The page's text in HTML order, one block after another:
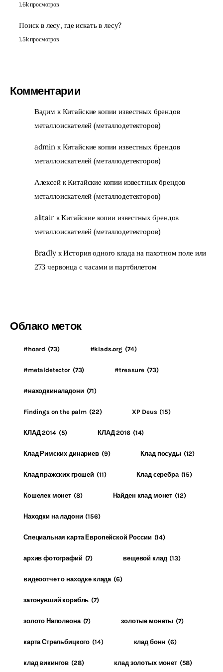
1.6k просмотров
Поиск в лесу, где искать в лесу?
1.5k просмотров
Комментарии
Вадим кКитайские копии известных брендов
металлоискателей (металлодетекторов)
admin кКитайские копии известных брендов
металлоискателей (металлодетекторов)
АлексейкКитайские копии известных брендов
металлоискателей (металлодетекторов)
alitairкКитайские копии известных брендов
металлоискателей (металлодетекторов)
BradlyкИстория одного клада на пахотном поле или
273 червонца с часами и партбилетом
Облако меток
#hoard (73) #klads.org (74)
#metaldetector (73) #treasure (73)
#находкиналадони (71)
Findings on the palm (22) XP Deus (15)
КЛАД 2014 (5) КЛАД 2016 (14)
Клад Римских динариев (9) Клад посуды (12)
Клад пражских грошей (11) Клад серебра (15)
Кошелек монет (8) Найден клад монет (12)
Находки на ладони (156)
Специальная карта Европейской России (14)
архив фотографий (7) вещевой клад (13)
видеоотчет о находке клада (6)
затонувший корабль (7)
золото Наполеона (7) золотые монеты (7)
карта Стрельбицкого (14) клад бонн (6)
клад викингов (28) клад золотых монет (58)